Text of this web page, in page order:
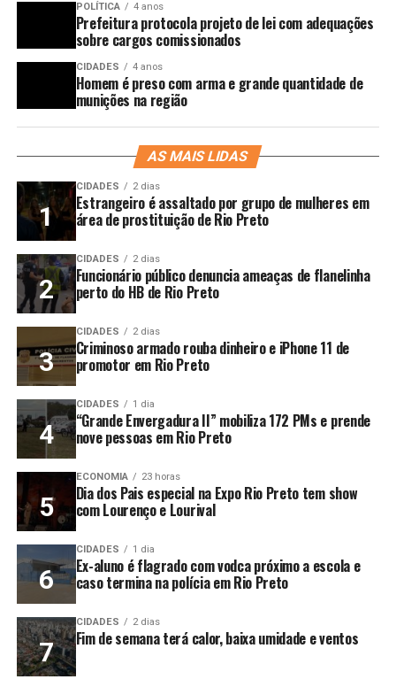
POLÍTICA 4 anos
Prefeitura protocola projeto de lei com adequações
sobre cargos comissionados
CIDADES 4 anos
Homem é preso com arma e grande quantidade de
munições na região
AS MAIS LIDAS
CIDADES 2 dias
Estrangeiro é assaltado por grupo de mulheres em
área de prostituição de Rio Preto
CIDADES 2 dias
Funcionário público denuncia ameaças de flanelinha
perto do HB de Rio Preto
CIDADES 2 dias
Criminoso armado rouba dinheiro e iPhone 11 de
promotor em Rio Preto
CIDADES 1 dia
“Grande Envergadura II” mobiliza 172 PMs e prende
nove pessoas em Rio Preto
ECONOMIA 23 horas
Dia dos Pais especial na Expo Rio Preto tem show
com Lourenço e Lourival
CIDADES 1 dia
Ex-aluno é flagrado com vodca próximo a escola e
caso termina na polícia em Rio Preto
CIDADES 2 dias
Fim de semana terá calor, baixa umidade e ventos